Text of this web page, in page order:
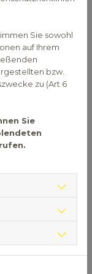
-
Körper. Sie
im
1-
Beta-2-
der
nun
Botenstoff
den
der
steigen
Im Falle einer
Zustand
Sie sowohl
auf Ihrem
bzw.
zu (Art 6
Sie